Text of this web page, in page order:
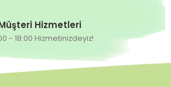
Hizmetleri
- 18:00 Hizmetinizdeyiz!